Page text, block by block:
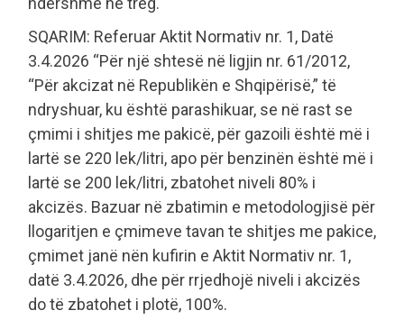
SQARIM: Referuar Aktit Normativ nr. 1, Datë
3.4.2026 “Për një shtesë në ligjin nr. 61/2012,
“Për akcizat në Republikën e Shqipërisë,” të
ndryshuar, ku është parashikuar, se në rast se
çmimi i shitjes me pakicë, për gazoili është më i
lartë se 220 lek/litri, apo për benzinën është më i
lartë se 200 lek/litri, zbatohet niveli 80% i
akcizës. Bazuar në zbatimin e metodologjisë për
llogaritjen e çmimeve tavan te shitjes me pakice,
çmimet janë nën kufirin e Aktit Normativ nr. 1,
datë 3.4.2026, dhe për rrjedhojë niveli i akcizës
do të zbatohet i plotë, 100%.